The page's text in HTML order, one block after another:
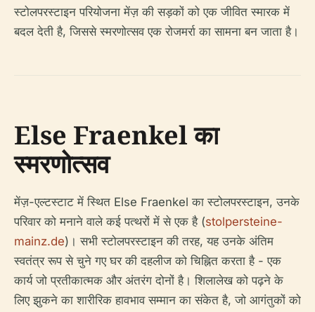
स्टोलपरस्टाइन परियोजना मेंज़ की सड़कों को एक जीवित स्मारक में
बदल देती है, जिससे स्मरणोत्सव एक रोजमर्रा का सामना बन जाता है।
Else Fraenkel का
स्मरणोत्सव
मेंज़-एल्टस्टाट में स्थित Else Fraenkel का स्टोलपरस्टाइन, उनके
परिवार को मनाने वाले कई पत्थरों में से एक है (stolpersteine-
mainz.de)। सभी स्टोलपरस्टाइन की तरह, यह उनके अंतिम
स्वतंत्र रूप से चुने गए घर की दहलीज को चिह्नित करता है - एक
कार्य जो प्रतीकात्मक और अंतरंग दोनों है। शिलालेख को पढ़ने के
लिए झुकने का शारीरिक हावभाव सम्मान का संकेत है, जो आगंतुकों को